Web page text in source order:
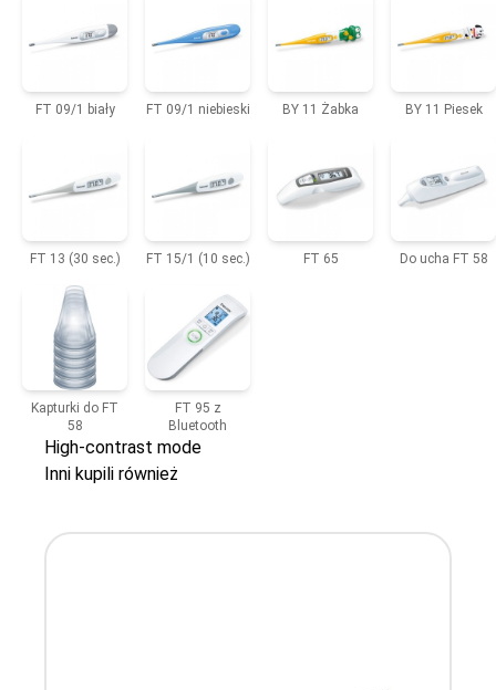
FT 09/1 biały FT 09/1 niebieski BY 11 Żabka BY 11 Piesek
FT 13 (30 sec.) FT 15/1 (10 sec.) FT 65 Do ucha FT 58
Kapturki do FT
58
FT 95 z
Bluetooth
High-contrast mode
Inni kupili również